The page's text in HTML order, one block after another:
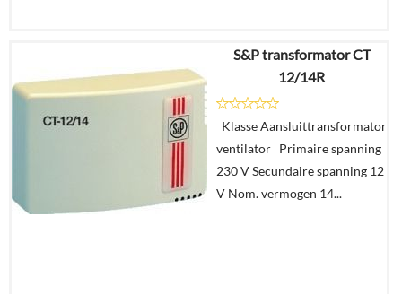
€152,46
In
winkelmand
S&P transformator CT
12/14R
Klasse Aansluittransformator
ventilator Primaire spanning
230 V Secundaire spanning 12
V Nom. vermogen 14...